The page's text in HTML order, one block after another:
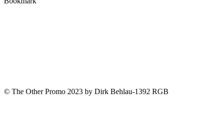
© The Other Promo 2023 by Dirk Behlau-1392 RGB